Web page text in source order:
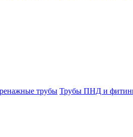
трубы Трубы ПНД и